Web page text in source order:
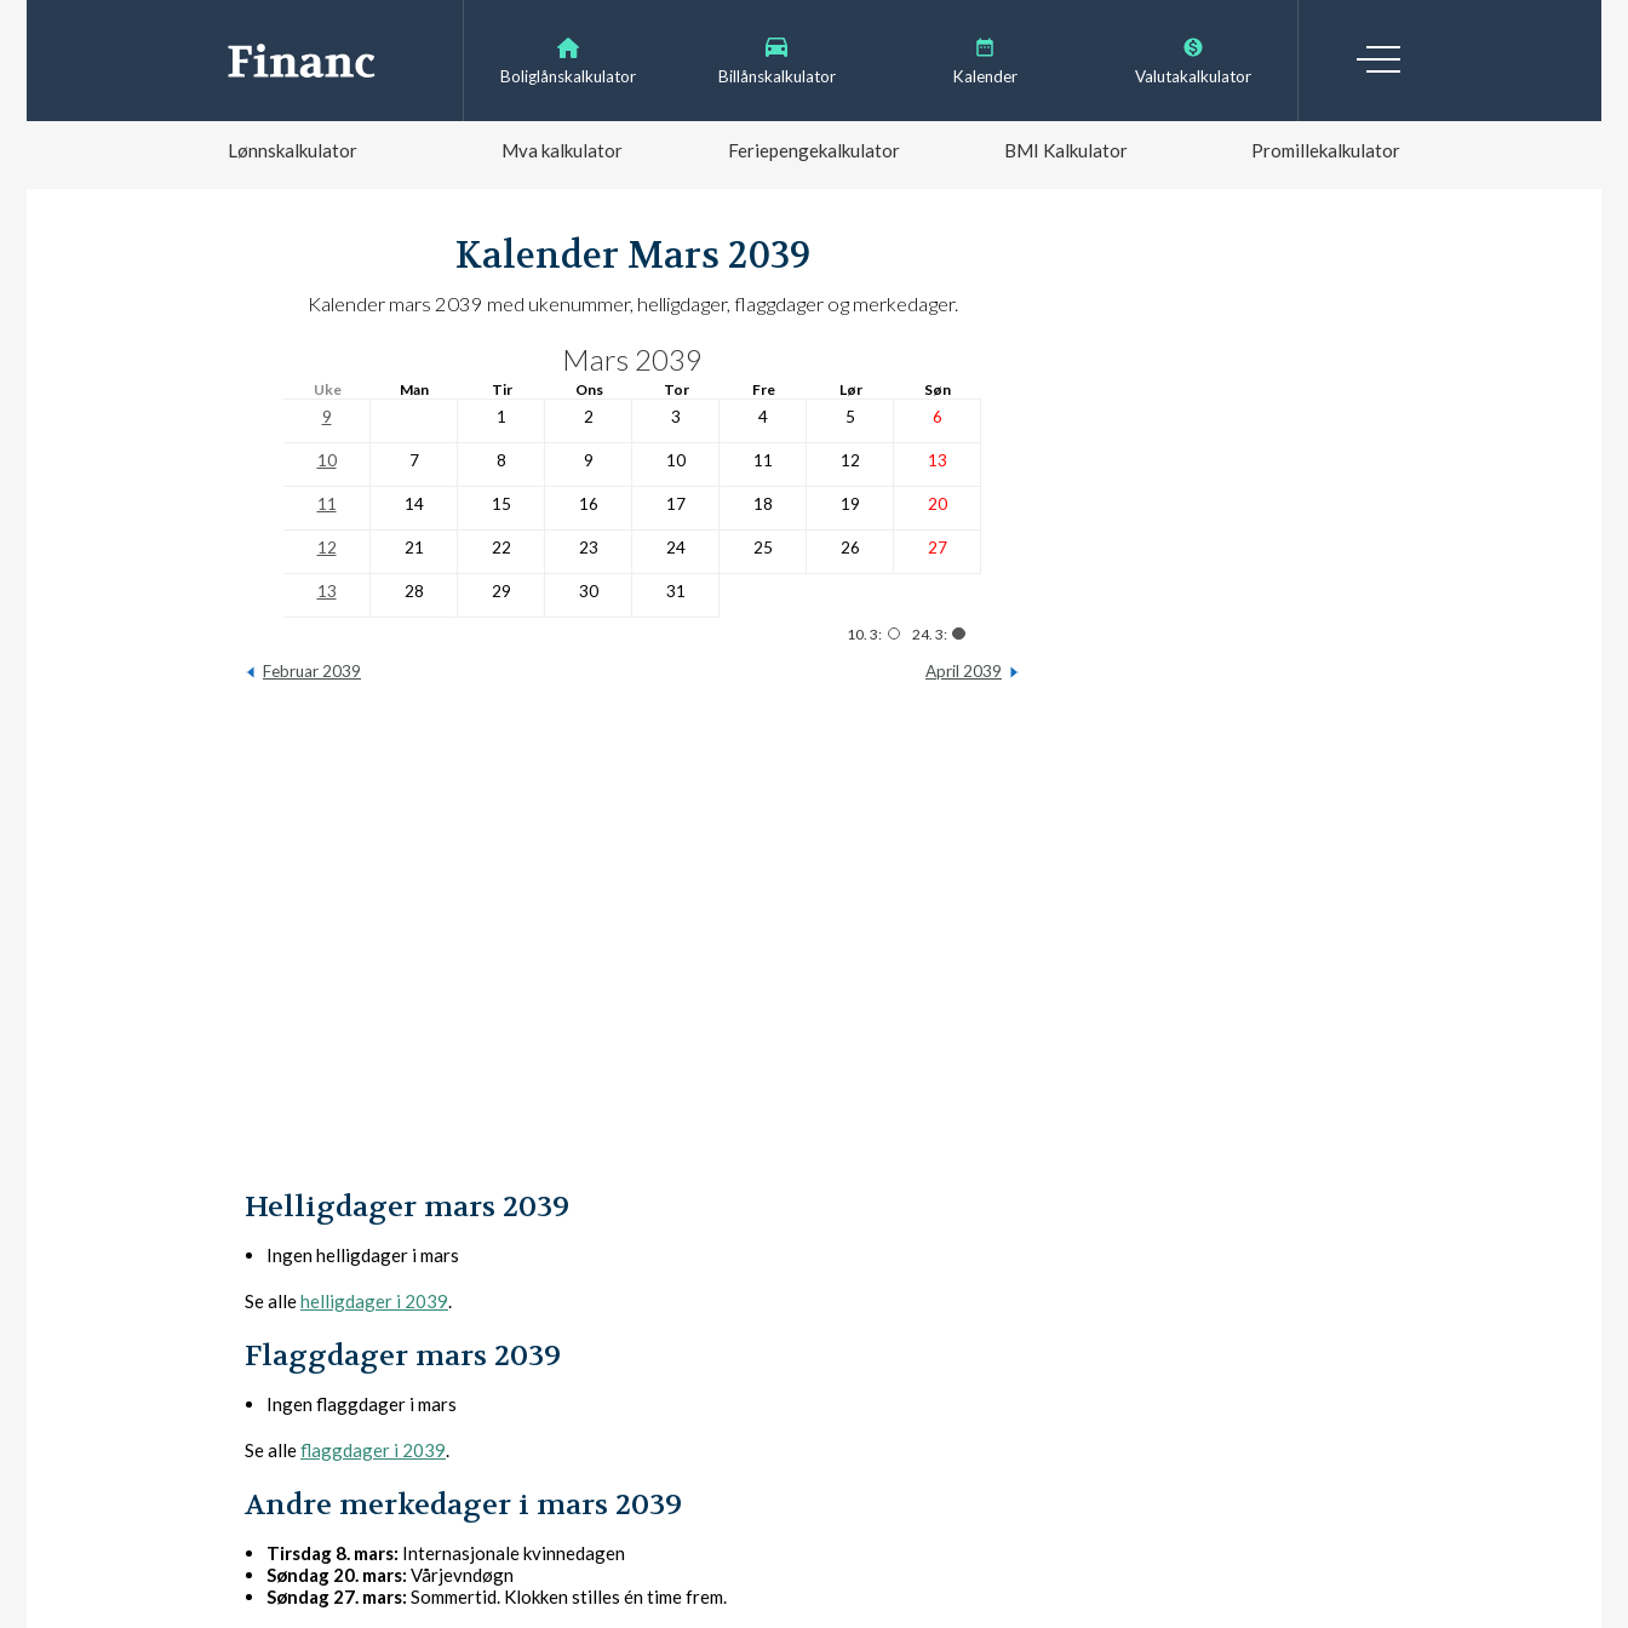
Boliglånskalkulator Billånskalkulator Kalender Valutakalkulator
Lønnskalkulator Mva kalkulator Feriepengekalkulator BMI Kalkulator Promillekalkulator
Kalender Mars 2039
Kalender mars 2039 med ukenummer, helligdager, flaggdager og merkedager.
Mars 2039
Uke Man Tir Ons Tor Fre Lør Søn
9 1 2 3 4 5 6
10 7 8 9 10 11 12 13
11 14 15 16 17 18 19 20
12 21 22 23 24 25 26 27
13 28 29 30 31
10. 3: 24. 3:
Februar 2039 April 2039
Helligdager mars 2039
Ingen helligdager i mars
Se allehelligdager i 2039.
Flaggdager mars 2039
Ingen flaggdager i mars
Se alleflaggdager i 2039.
Andre merkedager i mars 2039
Tirsdag 8. mars: Internasjonale kvinnedagen
Søndag 20. mars: Vårjevndøgn
Søndag 27. mars: Sommertid. Klokken stilles én time frem.